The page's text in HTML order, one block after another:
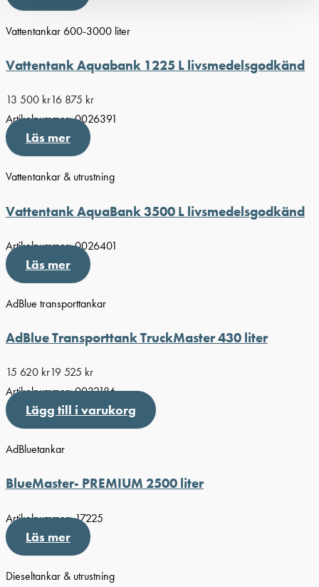
Vattentankar 600-3000 liter
Vattentank Aquabank 1225 L livsmedelsgodkänd
13 500 kr16 875 kr
Artikelnummer:0026391
Läs mer
Vattentankar & utrustning
Vattentank AquaBank 3500 L livsmedelsgodkänd
Artikelnummer:0026401
Läs mer
AdBlue transporttankar
AdBlue Transporttank TruckMaster 430 liter
15 620 kr19 525 kr
Artikelnummer:0032186
Lägg till i varukorg
AdBluetankar
BlueMaster- PREMIUM 2500 liter
Artikelnummer:17225
Läs mer
Dieseltankar & utrustning